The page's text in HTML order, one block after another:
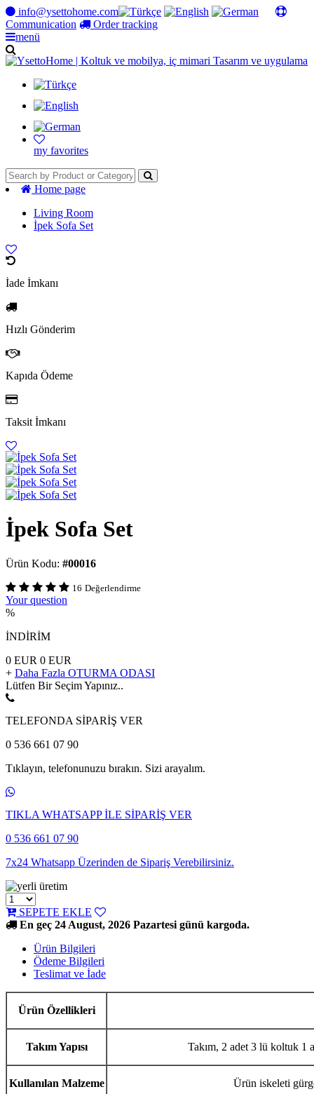
info@ysettohome.com
Communication
Order tracking
menü
my favorites
Home page
Living Room
İpek Sofa Set
İade İmkanı
Hızlı Gönderim
Kapıda Ödeme
Taksit İmkanı
İpek Sofa Set
Ürün Kodu: #00016
16 Değerlendirme
Your question
%
İNDİRİM
0 EUR 0 EUR
+ Daha Fazla OTURMA ODASI
Lütfen Bir Seçim Yapınız..
TELEFONDA SİPARİŞ VER
0 536 661 07 90
Tıklayın, telefonunuzu bırakın. Sizi arayalım.
TIKLA WHATSAPP İLE SİPARİŞ VER
0 536 661 07 90
7x24 Whatsapp Üzerinden de Sipariş Verebilirsiniz.
SEPETE EKLE
En geç 24 August, 2026 Pazartesi günü kargoda.
Ürün Bilgileri
Ödeme Bilgileri
Teslimat ve İade
Ürün Özellikleri
Takım Yapısı Takım, 2 adet 3 lü koltuk 1
Kullanılan Malzeme Ürün iskeleti